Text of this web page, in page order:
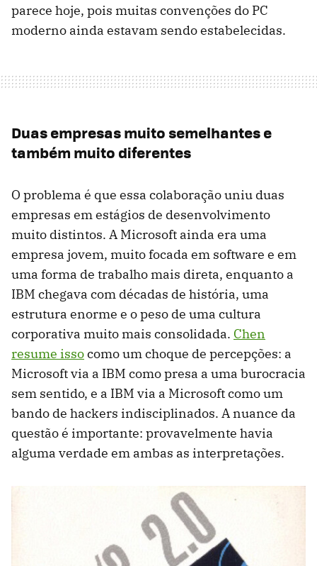
parece hoje, pois muitas convenções do PC
moderno ainda estavam sendo estabelecidas.
Duas empresas muito semelhantes e
também muito diferentes
O problema é que essa colaboração uniu duas
empresas em estágios de desenvolvimento
muito distintos. A Microsoft ainda era uma
empresa jovem, muito focada em software e em
uma forma de trabalho mais direta, enquanto a
IBM chegava com décadas de história, uma
estrutura enorme e o peso de uma cultura
corporativa muito mais consolidada. Chen
resume issocomo um choque de percepções: a
Microsoft via a IBM como presa a uma burocracia
sem sentido, e a IBM via a Microsoft como um
bando de hackers indisciplinados. A nuance da
questão é importante: provavelmente havia
alguma verdade em ambas as interpretações.